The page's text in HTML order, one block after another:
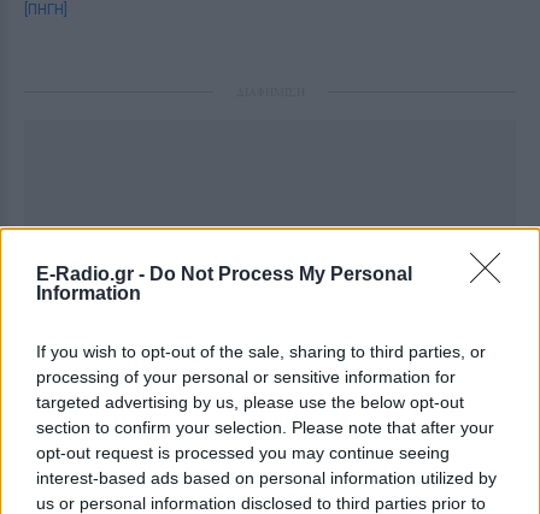
E-Radio.gr - Do Not Process My Personal
Information
If you wish to opt-out of the sale, sharing to third parties, or
processing of your personal or sensitive information for
targeted advertising by us, please use the below opt-out
section to confirm your selection. Please note that after your
opt-out request is processed you may continue seeing
interest-based ads based on personal information utilized by
us or personal information disclosed to third parties prior to
[ΠΗΓΗ]